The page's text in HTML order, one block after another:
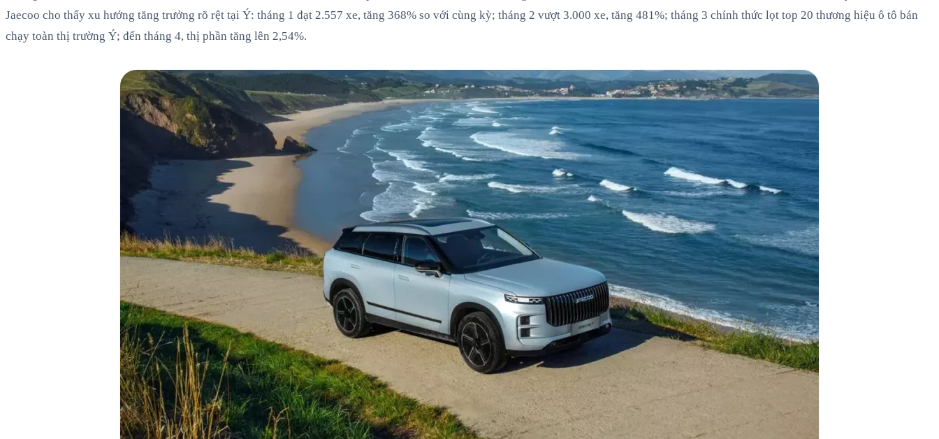
Jaecoo cho thấy xu hướng tăng trưởng rõ rệt tại Ý: tháng 1 đạt 2.557 xe, tăng 368% so với cùng kỳ; tháng 2 vượt 3.000 xe, tăng 481%; tháng 3 chính thức lọt top 20 thương hiệu ô tô bán
chạy toàn thị trường Ý; đến tháng 4, thị phần tăng lên 2,54%.